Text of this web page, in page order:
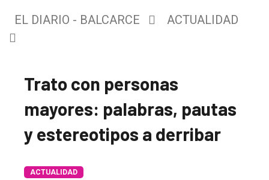
EL DIARIO - BALCARCE ACTUALIDAD
Trato con personas
mayores: palabras, pautas
y estereotipos a derribar
ACTUALIDAD